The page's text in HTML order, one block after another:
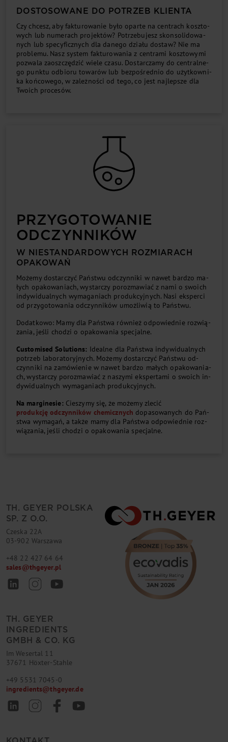
DO­STO­SO­WA­NE DO PO­TRZEB KLIEN­TA
Czy chce­sz, aby fak­tu­ro­wa­nie by­ło opar­te na cen­tra­ch kosz­to­
wy­ch lub nu­me­ra­ch pro­jek­tów? Po­trze­bu­je­sz skon­so­li­do­wa­
ny­ch lub spe­cy­ficz­ny­ch dla da­ne­go działu do­staw? Nie ma
pro­ble­mu. Na­sz sys­tem fak­tu­ro­wa­nia z cen­tra­mi kosz­to­wy­mi
po­zwa­la za­osz­czę­dzić wiele cza­su. Do­star­cza­my do cen­tral­ne­
go punk­tu odbioru to­wa­rów lub bez­po­śred­nio do użyt­kow­ni­
ka koń­co­we­go, w za­leż­no­ści od te­go, co je­st naj­lep­sze dla
Two­ich pro­ce­sów.
PRZY­GO­TO­WA­NIE
OD­CZYN­NI­KÓW
W NIE­STAN­DAR­DO­WY­CH ROZ­MIA­RA­CH
OPA­KO­WAŃ
Mo­że­my do­star­czyć Pań­stwu od­czyn­ni­ki w na­wet bar­dzo ma­
ły­ch opa­ko­wa­nia­ch, wy­star­czy po­roz­ma­wiać z na­mi o swo­ich
in­dy­wi­du­al­ny­ch wy­ma­ga­nia­ch pro­duk­cyj­ny­ch. Na­si eks­per­ci
od przy­go­to­wa­nia od­czyn­ni­ków umoż­li­wią to Pań­stwu.
Do­dat­ko­wo: Ma­my dla Pań­stwa rów­nież od­po­wied­nie roz­wią­
za­nia, je­śli cho­dzi o opa­ko­wa­nia spe­cjal­ne.
Cu­sto­mi­sed So­lu­tions: Ide­al­ne dla Pań­stwa in­dy­wi­du­al­ny­ch
po­trzeb la­bo­ra­to­ryj­ny­ch. Mo­że­my do­star­czyć Pań­stwu od­
czyn­ni­ki na za­mó­wie­nie w na­wet bar­dzo ma­ły­ch opa­ko­wa­nia­
ch, wy­star­czy po­roz­ma­wiać z naszymi eks­per­ta­mi o swo­ich in­
dy­wi­du­al­ny­ch wy­ma­ga­nia­ch pro­duk­cyj­ny­ch.
Na mar­gi­ne­sie: Cie­szy­my się, że mo­że­my zle­cić
pro­duk­cję od­czyn­ni­ków che­micz­ny­ch do­pa­so­wa­ny­ch do Pań­
stwa wy­ma­gań, a tak­że ma­my dla Pań­stwa odpo­wied­nie roz­
wią­za­nia, je­śli cho­dzi o opa­ko­wa­nia spe­cjal­ne.
TH. GEYER POLSKA
SP. Z O.O.
Czeska 22A
03-902 Warszawa
+48 22 427 64 64
sales@thgeyer.pl
TH. GEYER
INGREDIENTS
GMBH & CO. KG
Im Wesertal 11
37671 Höxter-Stahle
+49 5531 7045-0
ingredients@thgeyer.de